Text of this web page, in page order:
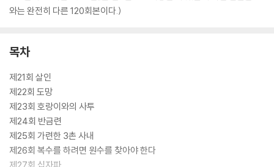
와는 완전히 다른 120회본이다.)
목차
제21회 살인
제22회 도망
제23회 호랑이와의 사투
제24회 반금련
제25회 가련한 3촌 사내
제26회 복수를 하려면 원수를 찾아야 한다